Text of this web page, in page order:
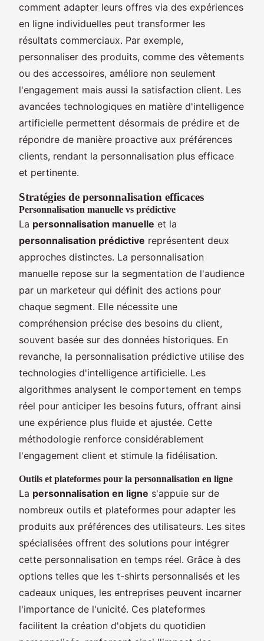
comment adapter leurs offres via des expériences
en ligne individuelles peut transformer les
résultats commerciaux. Par exemple,
personnaliser des produits, comme des vêtements
ou des accessoires, améliore non seulement
l'engagement mais aussi la satisfaction client. Les
avancées technologiques en matière d'intelligence
artificielle permettent désormais de prédire et de
répondre de manière proactive aux préférences
clients, rendant la personnalisation plus efficace
et pertinente.
Stratégies de personnalisation efficaces
Personnalisation manuelle vs prédictive
La personnalisation manuelle et la
personnalisation prédictive représentent deux
approches distinctes. La personnalisation
manuelle repose sur la segmentation de l'audience
par un marketeur qui définit des actions pour
chaque segment. Elle nécessite une
compréhension précise des besoins du client,
souvent basée sur des données historiques. En
revanche, la personnalisation prédictive utilise des
technologies d'intelligence artificielle. Les
algorithmes analysent le comportement en temps
réel pour anticiper les besoins futurs, offrant ainsi
une expérience plus fluide et ajustée. Cette
méthodologie renforce considérablement
l'engagement client et stimule la fidélisation.
Outils et plateformes pour la personnalisation en ligne
La personnalisation en ligne s'appuie sur de
nombreux outils et plateformes pour adapter les
produits aux préférences des utilisateurs. Les sites
spécialisées offrent des solutions pour intégrer
cette personnalisation en temps réel. Grâce à des
options telles que les t-shirts personnalisés et les
cadeaux uniques, les entreprises peuvent incarner
l'importance de l'unicité. Ces plateformes
facilitent la création d'objets du quotidien